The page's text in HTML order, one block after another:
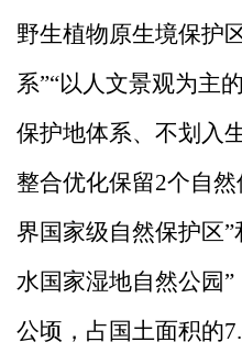
野生植物原生境保护
系”“以人文景观为主
保护地体系、不划入
整合优化保留2个自
界国家级自然保护区
水国家湿地自然公园”
公顷，占国土面积的